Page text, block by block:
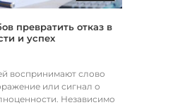
превратить отказ в
и успех
воспринимают слово
или сигнал о
Независимо